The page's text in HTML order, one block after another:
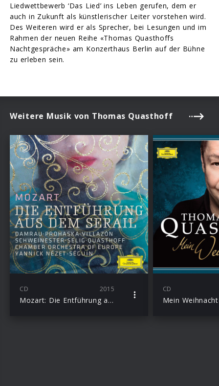
Liedwettbewerb ‘Das Lied’ ins Leben gerufen, dem er
auch in Zukunft als künstlerischer Leiter vorstehen wird.
Des Weiteren wird er als Sprecher, bei Lesungen und im
Rahmen der neuen Reihe «Thomas Quasthoffs
Nachtgespräche» am Konzerthaus Berlin auf der Bühne
zu erleben sein.
Weitere Musik von Thomas Quasthoff
CD 2015
Mozart: Die Entführung aus dem Serail
CD